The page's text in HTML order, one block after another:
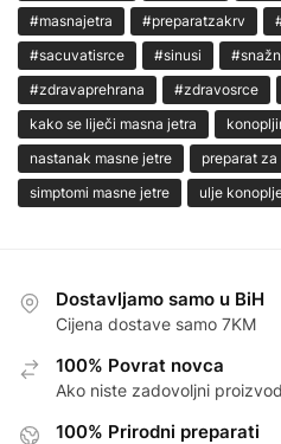
#masnajetra
#preparatzakrv
#sacuvatisrce
#sinusi
#zdravaprehrana
#zdravosrce
kako se liječi masna jetra
nastanak masne jetre
preparat za
simptomi masne jetre
ulje
Dostavljamo samo u BiH
Cijena dostave samo 7KM
100% Povrat novca
Ako niste zadovoljni
100% Prirodni preparati